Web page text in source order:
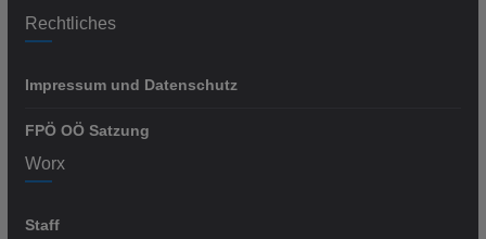
Rechtliches
Impressum und Datenschutz
FPÖ OÖ Satzung
Worx
Staff